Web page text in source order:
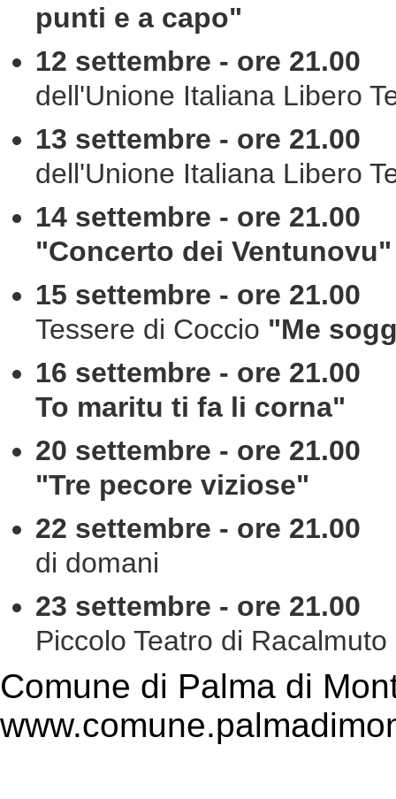
punti e a capo"
12 settembre - ore 21.00
dell'Unione Italiana Libero
13 settembre - ore 21.00
dell'Unione Italiana Libero
14 settembre - ore 21.00
"Concerto dei Ventunovu"
15 settembre - ore 21.00
Tessere di Coccio "Me
16 settembre - ore 21.00
To maritu ti fa li corna"
20 settembre - ore 21.00
"Tre pecore viziose"
22 settembre - ore 21.00
di domani
23 settembre - ore 21.00
Piccolo Teatro di Racalmuto
Comune di Palma di